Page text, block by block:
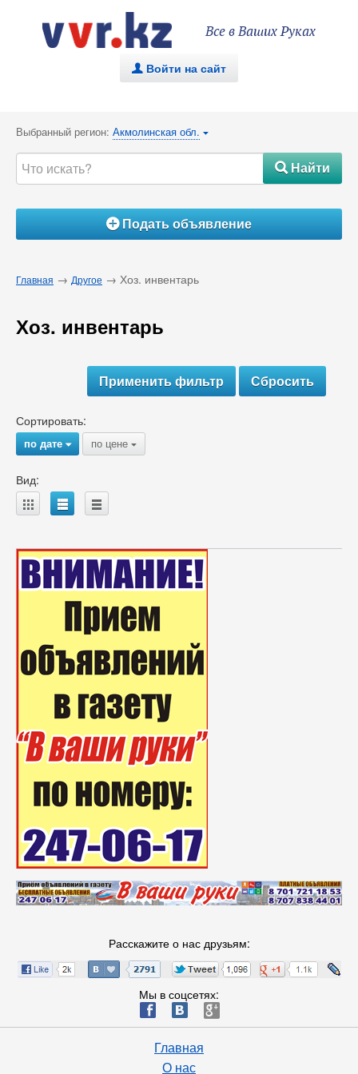
Все в Ваших Руках
. Войти на сайт
Выбранный регион: Акмолинская обл. {
#Найти
ÁПодать объявление
Главная → Другое → Хоз. инвентарь
Хоз. инвентарь
Сортировать:
по дате{ по цене {
Вид:
A B C
Расскажите о нас друзьям:
Мы в соцсетях:
ä æ è
Главная
О нас